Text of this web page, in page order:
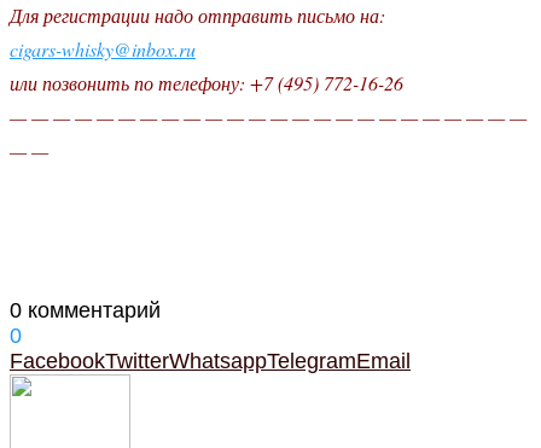
Для регистрации надо отправить письмо на:
cigars-whisky@inbox.ru
или позвонить по телефону: +7 (495) 772-16-26
— — — — — — — — — — — — — — — — — — — — — — — —
— —
0 комментарий
0
FacebookTwitterWhatsappTelegramEmail